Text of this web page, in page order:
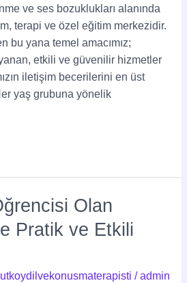
ve ses bozuklukları alanında
terapi ve özel eğitim merkezidir.
bu yana temel amacımız;
etkili ve güvenilir hizmetler
iletişim becerilerini en üst
yaş grubuna yönelik
Olan
Pratik ve Etkili
/admin